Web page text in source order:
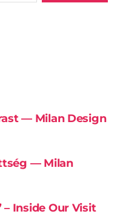
— Milan Design
— Milan
Inside Our Visit